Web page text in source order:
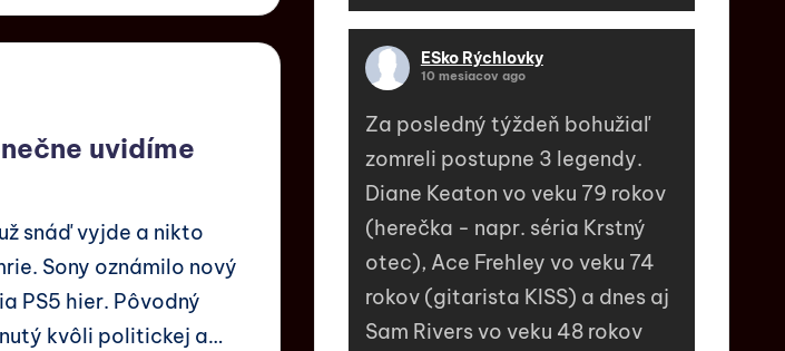
uvidíme
snáď vyjde a nikto
Sony oznámilo nový
PS5 hier. Pôvodný
kvôli politickej a…
ESko Rýchlovky
10 mesiacov ago
Za posledný týždeň bohužiaľ
zomreli postupne 3 legendy.
Diane Keaton vo veku 79 rokov
(herečka - napr. séria Krstný
otec), Ace Frehley vo veku 74
rokov (gitarista KISS) a dnes aj
Sam Rivers vo veku 48 rokov